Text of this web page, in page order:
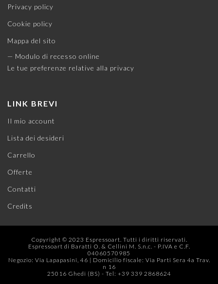
Privacy policy
Cookie policy
Mappa del sito
— Modulo di recesso online
Le tue preferenze relative alla privacy
LINK BREVI
Il mio account
Lista dei desideri
Carrello
Offerte
Contatti
Credits
Copyright © 2023 Espressoart. Tutti i diritti riservati.
Espressoart di Baratti O. & Cellini M. S.n.c. - P.IVA e C.F.
04060570985
Negozio: Via Lapapasini, 46 | Domicilio fiscale: Via Parti Sera 4a Trav.
n 16
25016 Ghedi (BS) - Tel: +39 339 2868624‬